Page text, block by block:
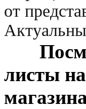
от
листы